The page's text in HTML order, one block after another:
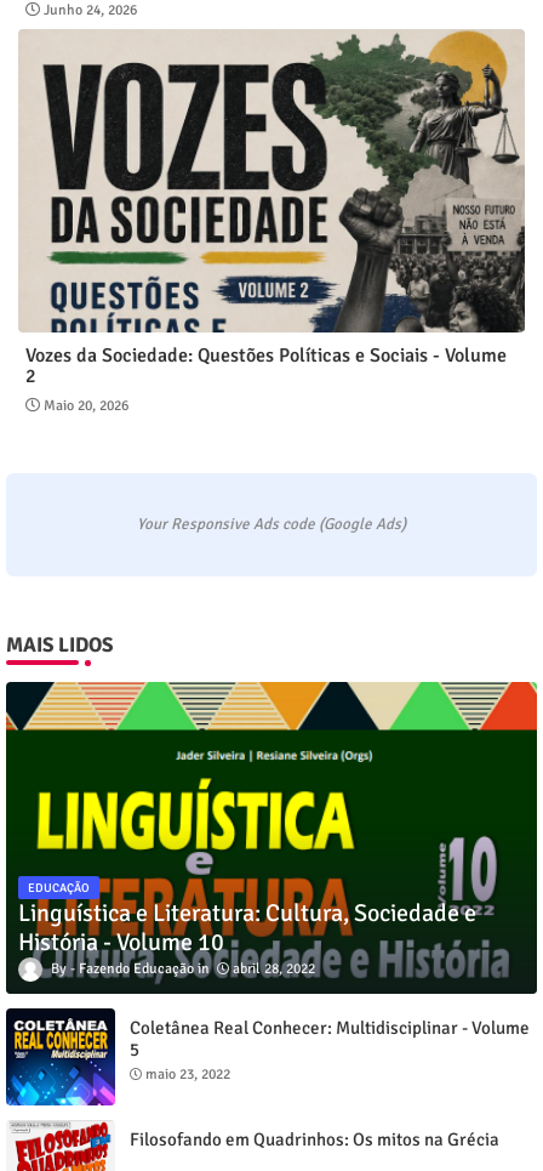
Junho 24, 2026
Vozes da Sociedade: Questões Políticas e Sociais - Volume
2
Maio 20, 2026
Your Responsive Ads code (Google Ads)
MAIS LIDOS
EDUCAÇÃO
Linguística e Literatura: Cultura, Sociedade e
História - Volume 10
Fazendo Educação abril 28, 2022
Coletânea Real Conhecer: Multidisciplinar - Volume
5
maio 23, 2022
Filosofando em Quadrinhos: Os mitos na Grécia